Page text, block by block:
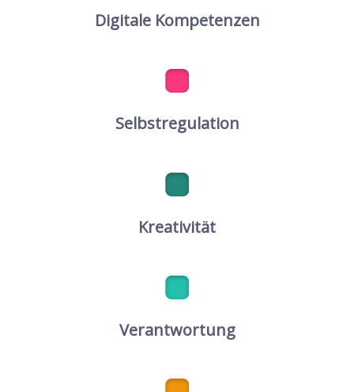
Digitale Kompetenzen
Selbstregulation
Kreativität
Verantwortung